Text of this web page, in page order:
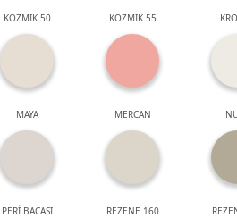
KOZMİK 50 KOZMİK 55
MAYA MERCAN
PERİ BACASI REZENE 160